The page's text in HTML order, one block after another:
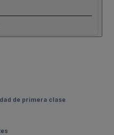
de primera clase